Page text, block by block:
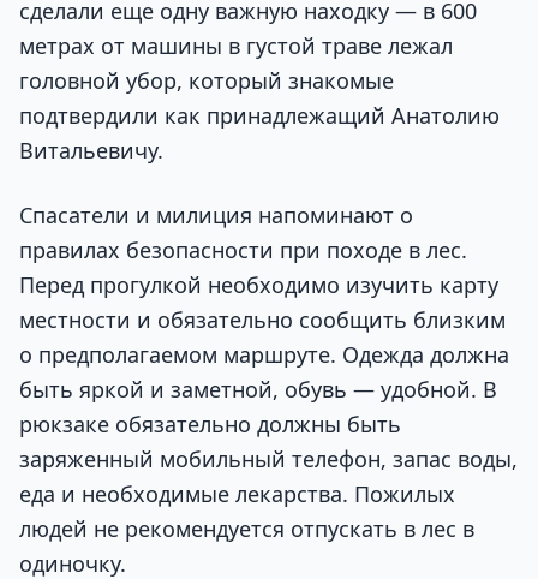
сделали еще одну важную находку — в 600
метрах от машины в густой траве лежал
головной убор, который знакомые
подтвердили как принадлежащий Анатолию
Витальевичу.
Спасатели и милиция напоминают о
правилах безопасности при походе в лес.
Перед прогулкой необходимо изучить карту
местности и обязательно сообщить близким
о предполагаемом маршруте. Одежда должна
быть яркой и заметной, обувь — удобной. В
рюкзаке обязательно должны быть
заряженный мобильный телефон, запас воды,
еда и необходимые лекарства. Пожилых
людей не рекомендуется отпускать в лес в
одиночку.